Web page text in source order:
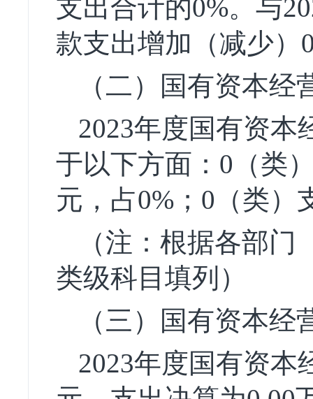
支出合计的0%。与
款支出增加（减少）
（二）国有资本
2023年度国有资本
于以下方面：0（类
元，占0%；0（类）
（注：根据各部
类级科目填列）
（三）国有资本
2023年度国有资本